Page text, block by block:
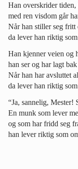
Han overskrider
med ren visdom går
Når han stiller seg
da lever han riktig
Han kjenner veien og
han ser og har lagt
Når han har avsluttet
da lever han riktig
“Ja, sannelig, Mester!
En munk som lever
og som har fridd seg
han lever riktig som